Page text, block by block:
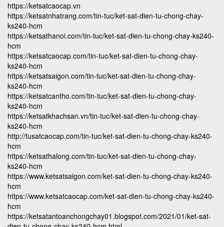
https://ketsatcaocap.vn
https://ketsatnhatrang.com/tin-tuc/ket-sat-dien-tu-chong-chay-
ks240-hcm
https://ketsathanoi.com/tin-tuc/ket-sat-dien-tu-chong-chay-ks240-
hcm
https://ketsatcaocap.com/tin-tuc/ket-sat-dien-tu-chong-chay-
ks240-hcm
https://ketsatsaigon.com/tin-tuc/ket-sat-dien-tu-chong-chay-
ks240-hcm
https://ketsatcantho.com/tin-tuc/ket-sat-dien-tu-chong-chay-
ks240-hcm
https://ketsatkhachsan.vn/tin-tuc/ket-sat-dien-tu-chong-chay-
ks240-hcm
http://tusatcaocap.com/tin-tuc/ket-sat-dien-tu-chong-chay-ks240-
hcm
https://ketsathalong.com/tin-tuc/ket-sat-dien-tu-chong-chay-
ks240-hcm
https://www.ketsatsaigon.com/ket-sat-dien-tu-chong-chay-ks240-
hcm
https://www.ketsatcaocap.com/ket-sat-dien-tu-chong-chay-ks240-
hcm
https://ketsatantoanchongchay01.blogspot.com/2021/01/ket-sat-